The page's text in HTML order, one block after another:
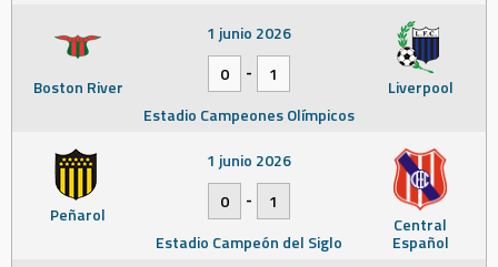
Boston River Liverpool
1 junio 2026
0
-
1
Estadio Campeones Olímpicos
Peñarol Central
Español
1 junio 2026
0
-
1
Estadio Campeón del Siglo